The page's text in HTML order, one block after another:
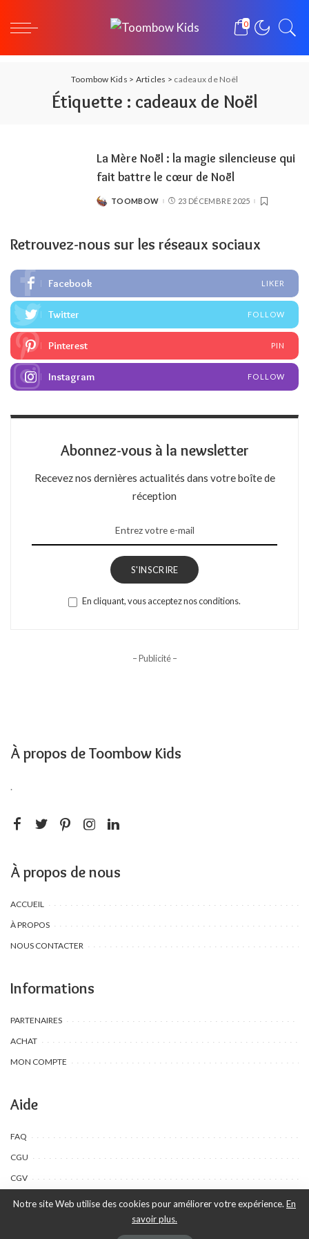
0
Toombow Kids > Articles > cadeaux de Noël
Étiquette : cadeaux de Noël
La Mère Noël : la magie silencieuse qui
fait battre le cœur de Noël
POSTEDTOOMBOW 23 DÉCEMBRE 2025
Retrouvez-nous sur les réseaux sociaux
Facebook LIKER
Twitter FOLLOW
Pinterest PIN
Instagram FOLLOW
Abonnez-vous à la newsletter
Recevez nos dernières actualités dans votre boîte de
réception
S'INSCRIRE
En cliquant, vous acceptez nos conditions.
– Publicité –
À propos de Toombow Kids
.
À propos de nous
ACCUEIL
À PROPOS
NOUS CONTACTER
Informations
PARTENAIRES
ACHAT
MON COMPTE
Aide
FAQ
CGU
CGV
©Toombow Kids, 2022 - 2024 - Tous droits réservés | Créé par Ewing
Notre site Web utilise des cookies pour améliorer votre expérience. En
savoir plus.